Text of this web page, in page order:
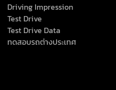
Driving Impression
Test Drive
Test Drive Data
ทดสอบรถต่างประเทศ